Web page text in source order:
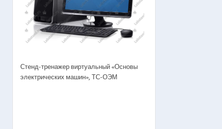
Стенд-тренажер виртуальный «Основы
электрических машин», ТС-ОЭМ